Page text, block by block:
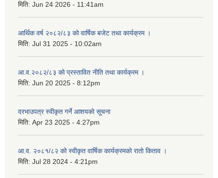
मिति: Jun 24 2026 - 11:41am
आर्थिक वर्ष २०८२/८३ को वार्षिक बजेट तथा कार्यक्रम ।
मिति: Jul 31 2025 - 10:02am
आ.व.२०८२/८३ को प्रस्तावित नीति तथा कार्यक्रम ।
मिति: Jun 20 2025 - 8:12pm
दरभाउपत्र स्वीकृत गर्ने आशयकाे सूचना
मिति: Apr 23 2025 - 4:27pm
आ.व. २०८१/८२ को स्वीकृत वार्षिक कार्यक्रमको रातो किताव ।
मिति: Jul 28 2024 - 4:21pm